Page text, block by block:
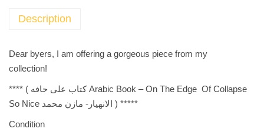
-
T
h
e
E
d
Description
Dear byers, I am offering a gorgeous piece from my
collection!
**** ( Arabic Book – On The Edge Of Collapse كتاب على حافه
الانهيار- مازن محمد So Nice ) *****
Condition